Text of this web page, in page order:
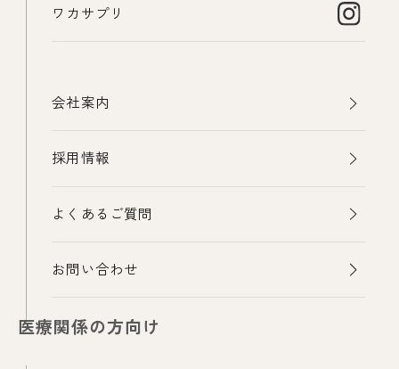
ワカサプリ
会社案内
採用情報
よくあるご質問
お問い合わせ
医療関係の方向け